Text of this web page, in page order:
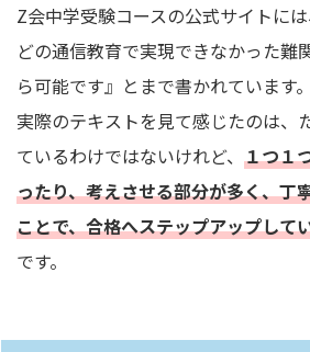
Z会中学受験コースの公式サイトに
どの通信教育で実現できなかった
ら可能です』とまで書かれています。
実際のテキストを見て感じたのは、
ているわけではないけれど、 １つ１
ったり、考えさせる部分が多く、丁
ことで、合格へステップアップして
です。